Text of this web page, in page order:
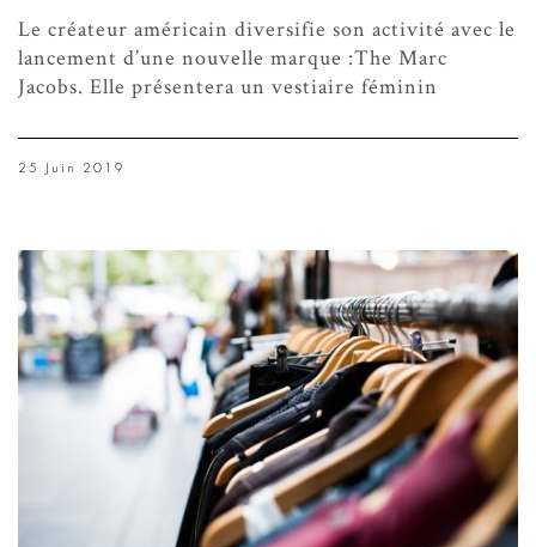
Le créateur américain diversifie son activité avec le
lancement d’une nouvelle marque :The Marc
Jacobs. Elle présentera un vestiaire féminin
25 Juin 2019